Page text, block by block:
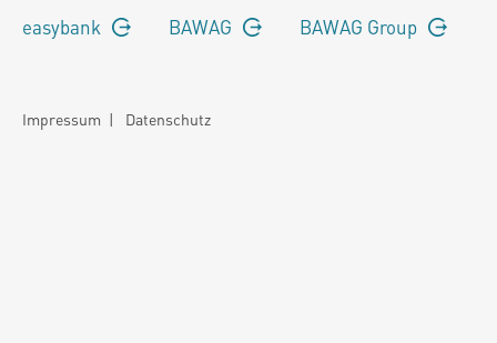
easybank BAWAG BAWAG Group
Impressum | Datenschutz